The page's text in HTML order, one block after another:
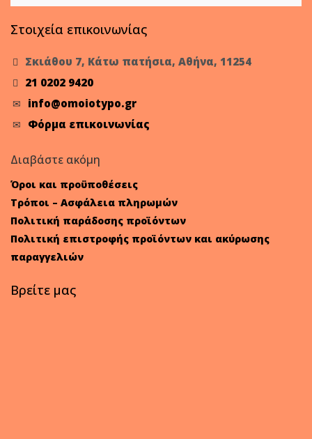
Στοιχεία επικοινωνίας
Σκιάθου 7, Κάτω πατήσια, Αθήνα, 11254
21 0202 9420
info@omoiotypo.gr
Φόρμα επικοινωνίας
Διαβάστε ακόμη
Όροι και προϋποθέσεις
Τρόποι – Ασφάλεια πληρωμών
Πολιτική παράδοσης προϊόντων
Πολιτική επιστροφής προϊόντων και ακύρωσης
παραγγελιών
Βρείτε μας